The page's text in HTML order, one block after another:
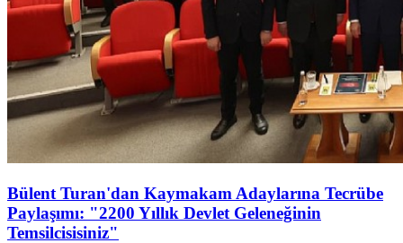
Bülent Turan'dan Kaymakam Adaylarına Tecrübe
Paylaşımı: "2200 Yıllık Devlet Geleneğinin
Temsilcisisiniz"